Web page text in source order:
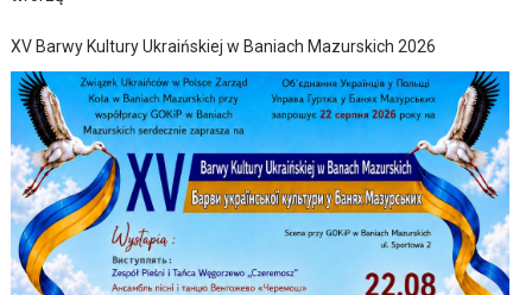
XV Barwy Kultury Ukraińskiej w Baniach Mazurskich 2026